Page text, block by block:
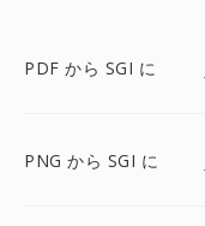
PDF から SGI に
PNG から SGI に